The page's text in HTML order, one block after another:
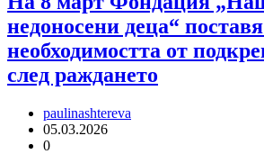
недоносени деца“
необходимостта от
след раждането
paulinashtereva
05.03.2026
0